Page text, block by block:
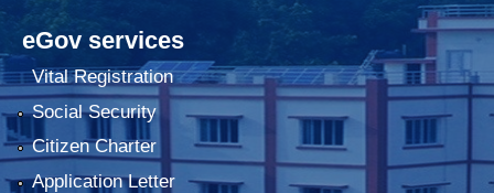
eGov services
Vital Registration
Social Security
Citizen Charter
Application Letter